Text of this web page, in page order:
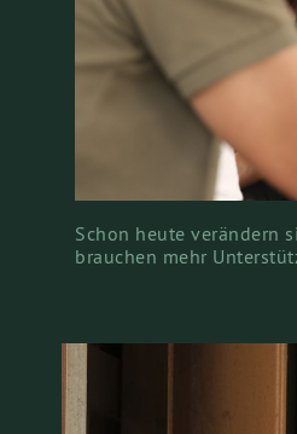
Schon heute verändern
brauchen mehr